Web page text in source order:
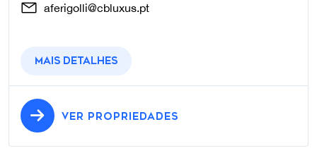
aferigolli@cbluxus.pt
Mais detalhes
VER PROPRIEDADES